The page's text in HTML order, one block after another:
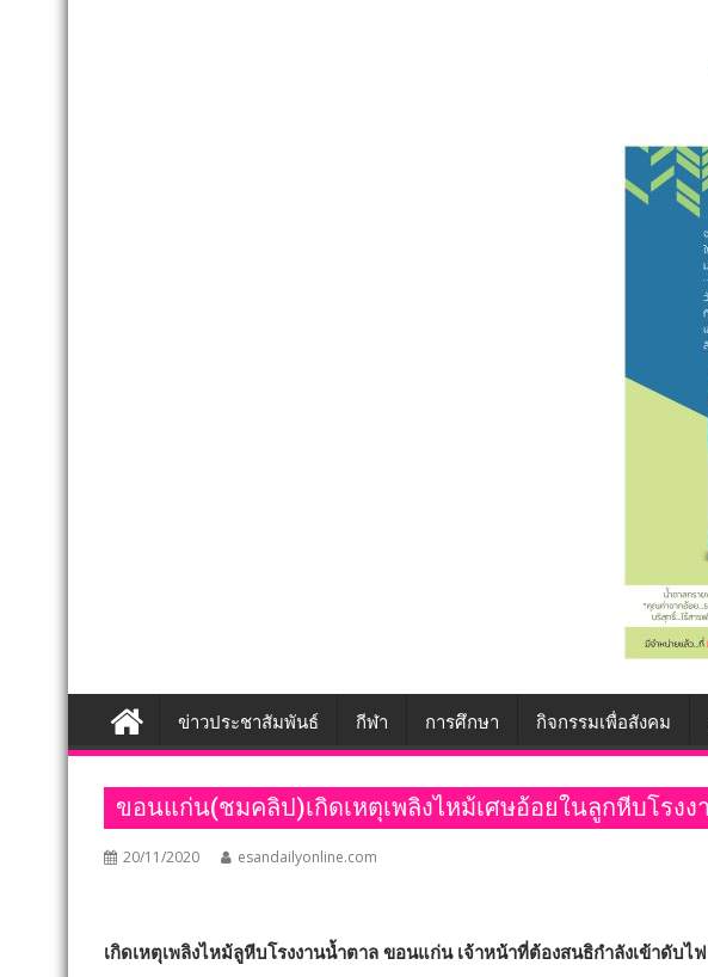
ข่าวประชาสัมพันธ์ กีฬา การศึกษา กิจกรรมเพื่อสังคม
ขอนแก่น(ชมคลิป)เกิดเหตุเพลิงไหม้เศษอ้อยในลูกหีบโรง
20/11/2020 esandailyonline.com
เกิดเหตุเพลิงไหม้ลูหีบโรงงานน้ำตาล ขอนแก่น เจ้าหน้าที่ต้องสนธิกำลังเข้าดับไฟ